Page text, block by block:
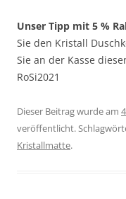
Unser Tipp mit 5 %
Sie den Kristall
Sie an der Kasse
RoSi2021
Dieser Beitrag wurde am
veröffentlicht.
Kristallmatte.